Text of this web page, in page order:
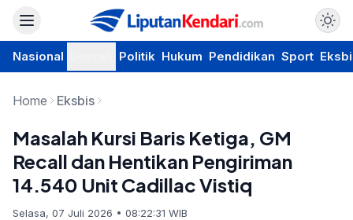
Nasional Politik Hukum Pendidikan Sport
Home Eksbis
Masalah Kursi Baris Ketiga, GM
Recall dan Hentikan Pengiriman
14.540 Unit Cadillac Vistiq
Selasa, 07 Juli 2026 • 08:22:31 WIB